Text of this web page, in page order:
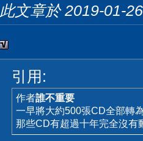
此文章於 2019-01-
引用:
作者誰不重要
一早將大約500張CD全部轉
那些CD有超過十年完全沒有